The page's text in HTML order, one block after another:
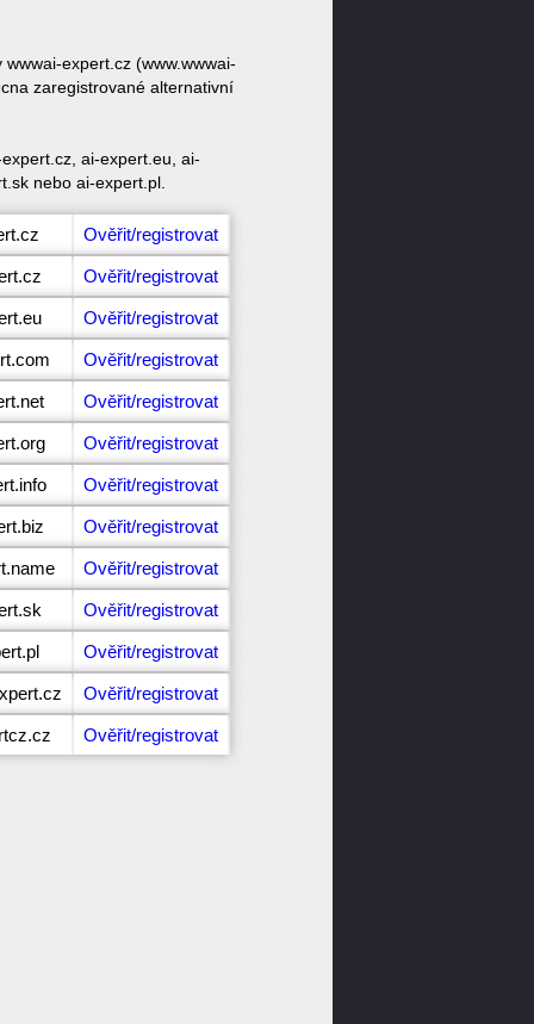
expert.cz (www.wwwai-
zaregistrované alternativní
ai-expert.eu, ai-
nebo ai-expert.pl.
Ověřit/registrovat
Ověřit/registrovat
Ověřit/registrovat
Ověřit/registrovat
Ověřit/registrovat
Ověřit/registrovat
Ověřit/registrovat
Ověřit/registrovat
Ověřit/registrovat
Ověřit/registrovat
Ověřit/registrovat
Ověřit/registrovat
Ověřit/registrovat